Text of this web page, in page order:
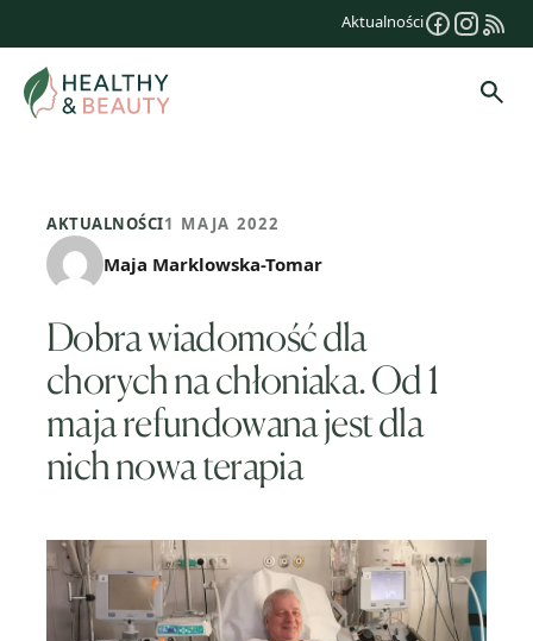
treści
Aktualności
AKTUALNOŚCI1 MAJA 2022
Maja Marklowska-Tomar
Dobra wiadomość dla
chorych na chłoniaka. Od 1
maja refundowana jest dla
nich nowa terapia